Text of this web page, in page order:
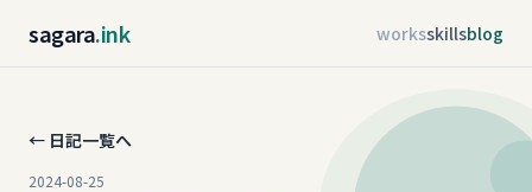
sagara.ink worksskillsblog
← 日記一覧へ
2024-08-25